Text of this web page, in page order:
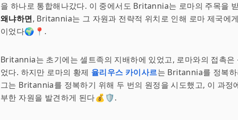
을 하나로 통합해나갔다. 이 중에서도 Britannia는 로마의 주목을
왜냐하면, Britannia는 그 자원과 전략적 위치로 인해 로마 제국에
이었다🌍📍.
Britannia는 초기에는 셀트족의 지배하에 있었고, 로마와의 접촉은
었다. 하지만 로마의 황제 율리우스 카이사르는 Britannia를 정복
그는 Britannia를 정복하기 위해 두 번의 원정을 시도했고, 이 과
부한 자원을 발견하게 된다💰🛡️.